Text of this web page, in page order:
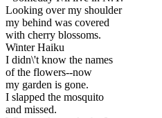
Looking over my shoulder
my behind was covered
with cherry blossoms.
Winter Haiku
I didn\'t know the names
of the flowers--now
my garden is gone.
I slapped the mosquito
and missed.